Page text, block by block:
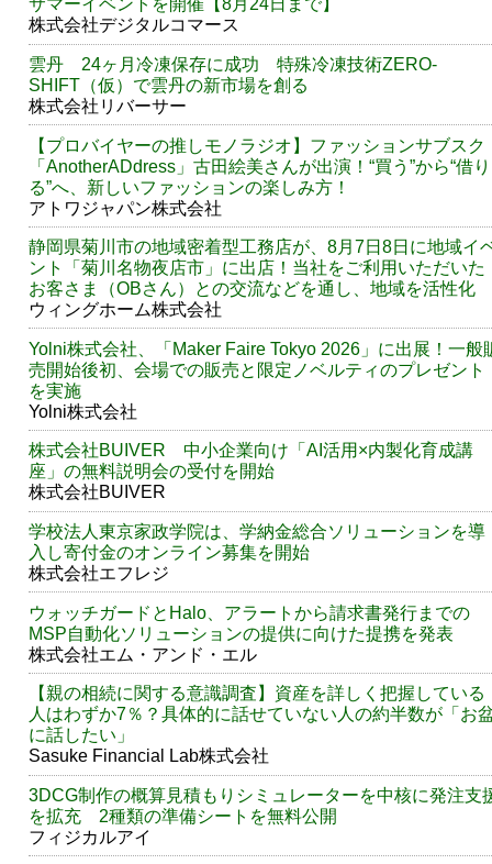
株式会社デジタルコマース
雲丹 24ヶ月冷凍保存に成功 特殊冷凍技術ZERO-
SHIFT（仮）で雲丹の新市場を創る
株式会社リバーサー
【プロバイヤーの推しモノラジオ】ファッションサブスク
「AnotherADdress」古田絵美さんが出演！“買う”から“借り
る”へ、新しいファッションの楽しみ方！
アトワジャパン株式会社
静岡県菊川市の地域密着型工務店が、8月7日8日に地域イ
ント「菊川名物夜店市」に出店！当社をご利用いただいた
お客さま（OBさん）との交流などを通し、地域を活性化
ウィングホーム株式会社
Yolni株式会社、「Maker Faire Tokyo 2026」に出展！一般
売開始後初、会場での販売と限定ノベルティのプレゼント
を実施
Yolni株式会社
株式会社BUIVER 中小企業向け「AI活用×内製化育成講
座」の無料説明会の受付を開始
株式会社BUIVER
学校法人東京家政学院は、学納金総合ソリューションを導
入し寄付金のオンライン募集を開始
株式会社エフレジ
ウォッチガードとHalo、アラートから請求書発行までの
MSP自動化ソリューションの提供に向けた提携を発表
株式会社エム・アンド・エル
【親の相続に関する意識調査】資産を詳しく把握している
人はわずか7％？具体的に話せていない人の約半数が「お
に話したい」
Sasuke Financial Lab株式会社
3DCG制作の概算見積もりシミュレーターを中核に発注支
を拡充 2種類の準備シートを無料公開
フィジカルアイ